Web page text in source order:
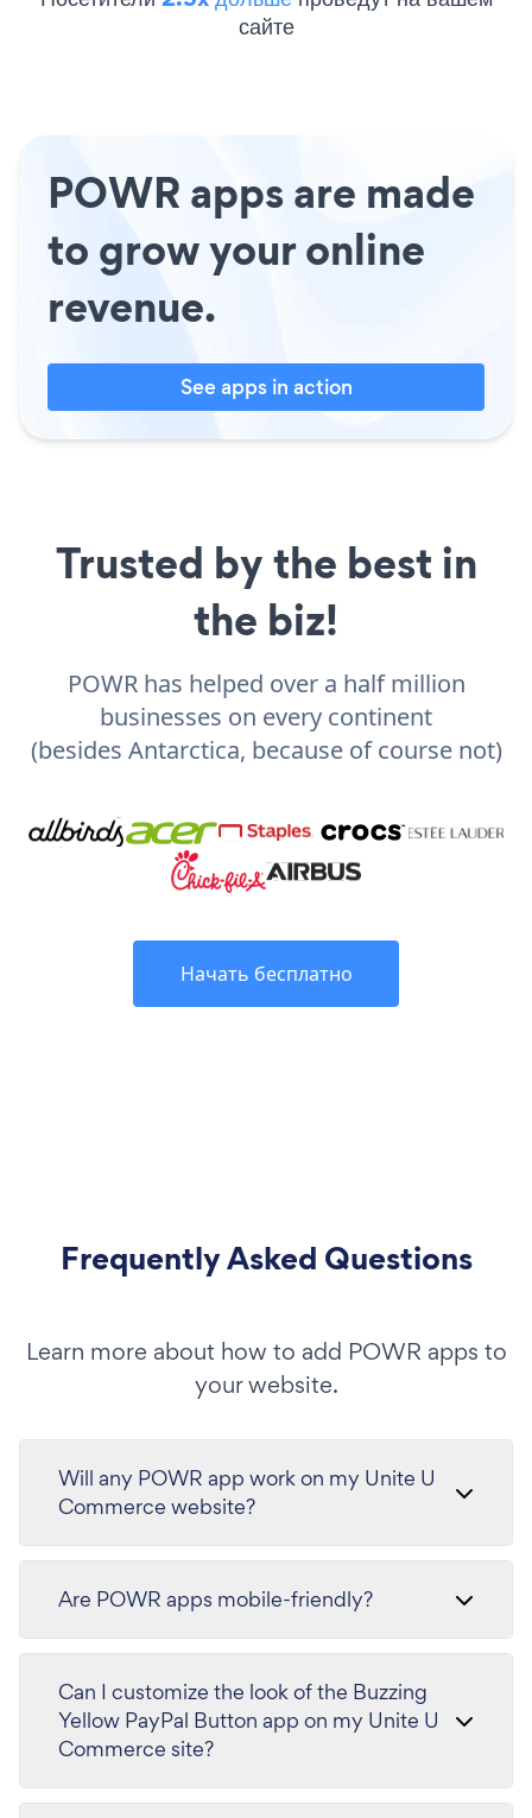
сайте
POWR apps are made
to grow your online
revenue.
See apps in action
Trusted by the best in
the biz!
POWR has helped over a half million
businesses on every continent
(besides Antarctica, because of course not)
Начать бесплатно
Frequently Asked Questions
Learn more about how to add POWR apps to
your website.
Will any POWR app work on my Unite U
Commerce website?
Are POWR apps mobile-friendly?
Can I customize the look of the Buzzing
Yellow PayPal Button app on my Unite U
Commerce site?